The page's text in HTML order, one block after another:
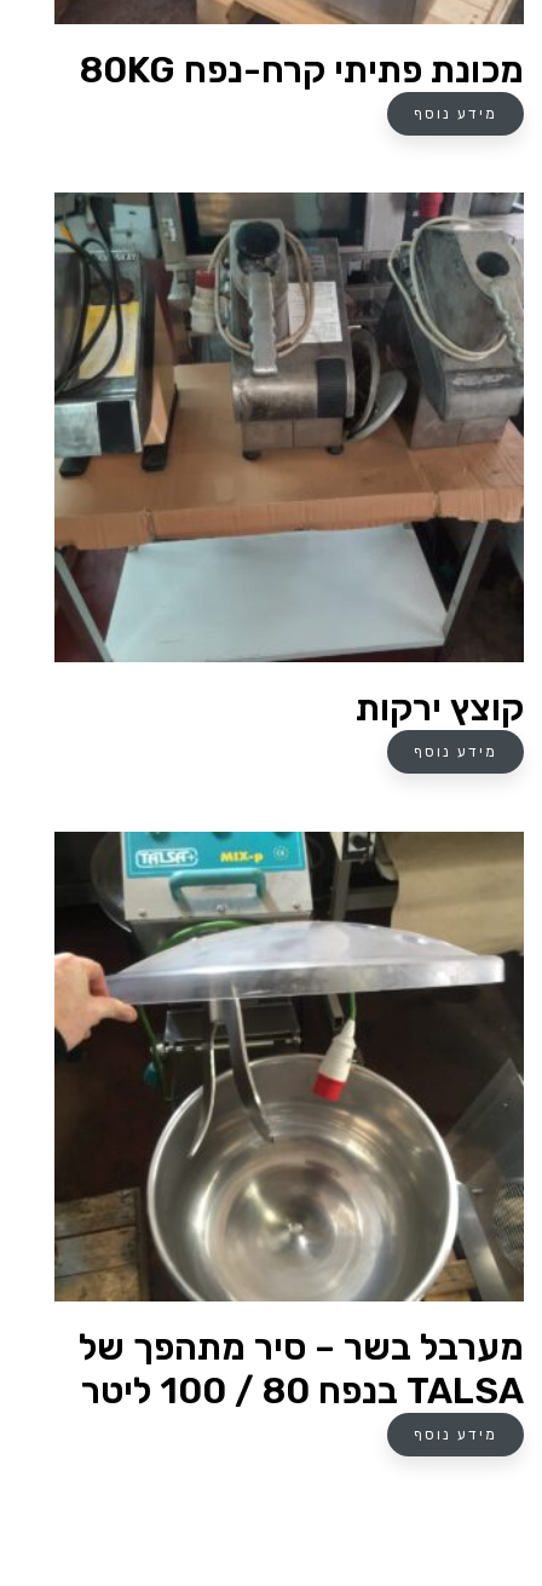
מכונת פתיתי קרח-נפח 80KG
מידע נוסף
קוצץ ירקות
מידע נוסף
מערבל בשר – סיר מתהפך של
TALSA בנפח 80 / 100 ליטר
מידע נוסף